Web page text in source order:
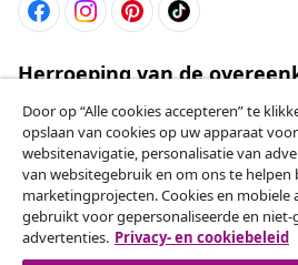
Herroeping van de
Een annulering voor je
Herroeping van de
Klantenservice
Door op “Alle cookies accepteren” te
opslaan van cookies op uw apparaat
websitenavigatie, personalisatie van
van websitegebruik en om ons te helpen
marketingprojecten. Cookies en mobiele
gebruikt voor gepersonaliseerde en niet-
advertenties. Privacy- en cookiebeleid